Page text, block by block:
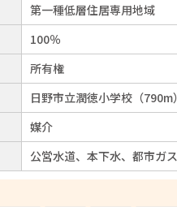
第一種低層住居専用地域
100％
所有権
日野市立潤徳小学校（790m）
媒介
公営水道、本下水、都市ガス